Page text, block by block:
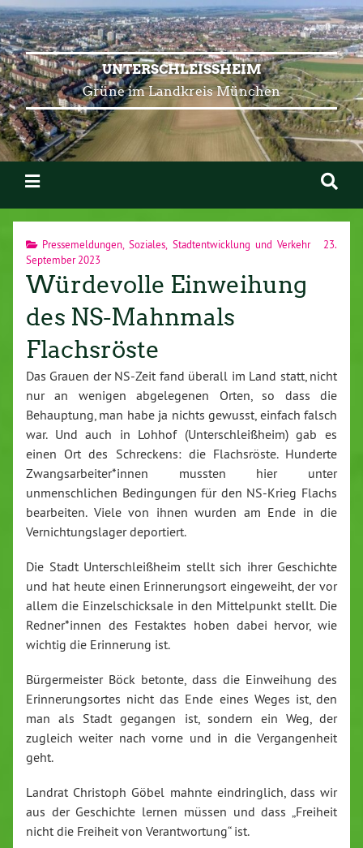
UNTERSCHLEISSHEIM
Grüne im Landkreis München
Pressemeldungen ,Soziales Stadtentwicklung und Verkehr
23.
September 2023
Würdevolle Einweihung
des NS-Mahnmals
Flachsröste
Das Grauen der NS-Zeit fand überall im Land statt, nicht
nur an wenigen abgelegenen Orten, so dass die
Behauptung, man habe ja nichts gewusst, einfach falsch
war. Und auch in Lohhof (Unterschleißheim) gab es
einen Ort des Schreckens: die Flachsröste. Hunderte
Zwangsarbeiter*innen mussten hier unter
unmenschlichen Bedingungen für den NS-Krieg Flachs
bearbeiten. Viele von ihnen wurden am Ende in die
Vernichtungslager deportiert.
Die Stadt Unterschleißheim stellt sich ihrer Geschichte
und hat heute einen Erinnerungsort eingeweiht, der vor
allem die Einzelschicksale in den Mittelpunkt stellt. Die
Redner*innen des Festaktes hoben dabei hervor, wie
wichtig die Erinnerung ist.
Bürgermeister Böck betonte, dass die Einweihung des
Erinnerungsortes nicht das Ende eines Weges ist, den
man als Stadt gegangen ist, sondern ein Weg, der
zugleich weiter nach vorne und in die Vergangenheit
geht.
Landrat Christoph Göbel mahnte eindringlich, dass wir
aus der Geschichte lernen müssen und dass „Freiheit
nicht die Freiheit von Verantwortung“ ist.